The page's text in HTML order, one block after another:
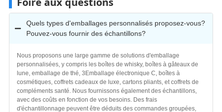
Quels types d'emballages personnalisés proposez-vous?
Pouvez-vous fournir des échantillons?
Nous proposons une large gamme de solutions d'emballage
personnalisées, y compris les boîtes de whisky, boîtes à gâteaux de
lune, emballage de thé, 3Emballage électronique C, boîtes à
cosmétiques, coffrets cadeaux de luxe, cartons pliants, et coffrets de
compléments santé. Nous fournissons également des échantillons,
avec des coûts en fonction de vos besoins. Des frais
d'échantillonnage peuvent être déduits des commandes groupées,